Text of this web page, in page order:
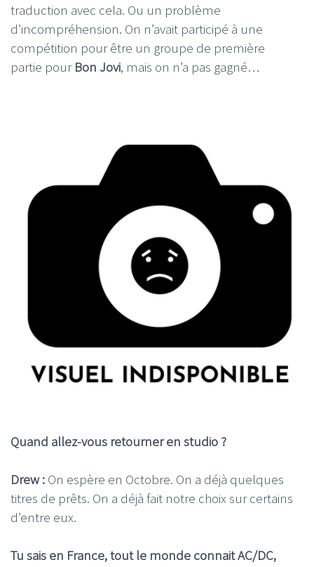
traduction avec cela. Ou un problème
d’incompréhension. On n’avait participé à une
compétition pour être un groupe de première
partie pour Bon Jovi, mais on n’a pas gagné…
Quand allez-vous retourner en studio ?
Drew : On espère en Octobre. On a déjà quelques
titres de prêts. On a déjà fait notre choix sur certains
d’entre eux.
Tu sais en France, tout le monde connait AC/DC,